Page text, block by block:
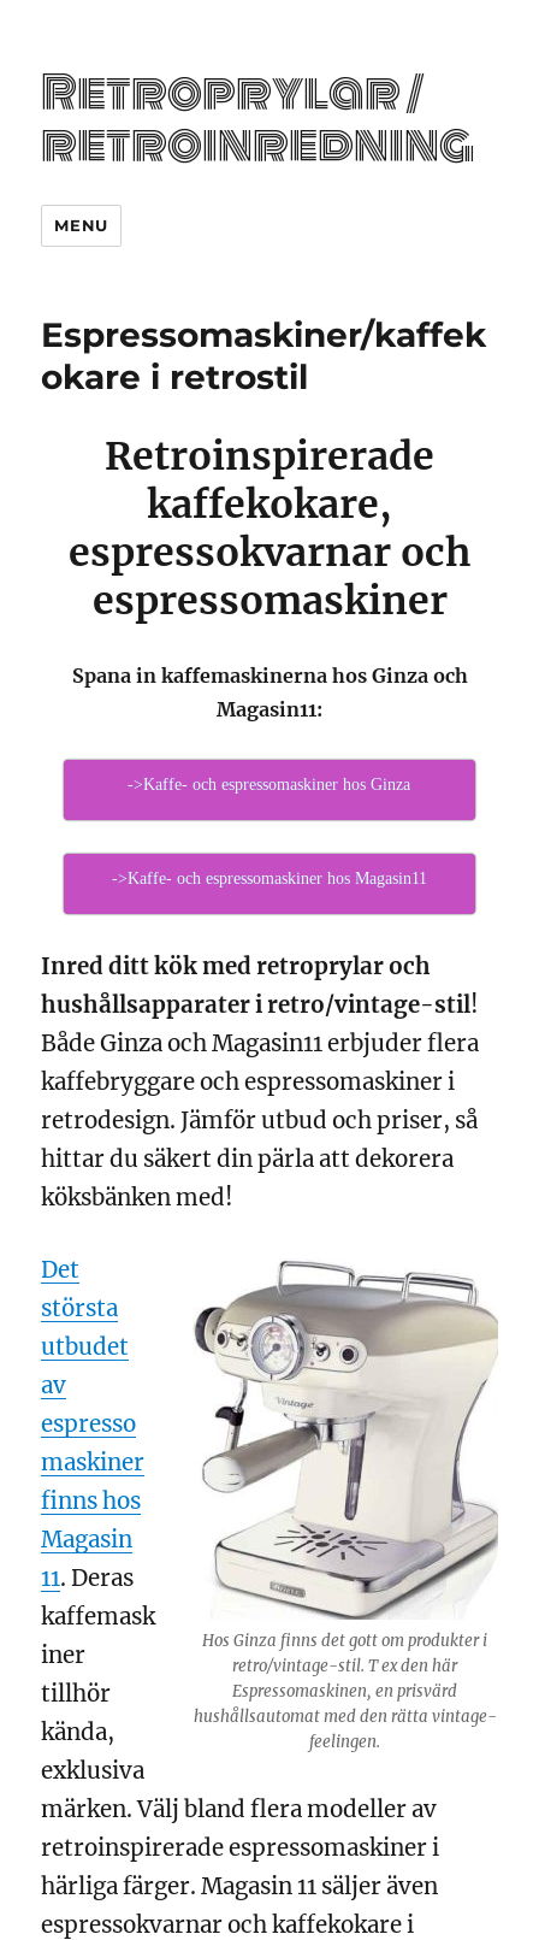
Retroprylar /
retroinredning
MENU
Espressomaskiner/kaffek
okare i retrostil
Retroinspirerade
kaffekokare,
espressokvarnar och
espressomaskiner
Spana in kaffemaskinerna hos Ginza och
Magasin11:
->Kaffe- och espressomaskiner hos Ginza
->Kaffe- och espressomaskiner hos Magasin11
Inred ditt kök med retroprylar och
hushållsapparater i retro/vintage-stil!
Både Ginza och Magasin11 erbjuder flera
kaffebryggare och espressomaskiner i
retrodesign. Jämför utbud och priser, så
hittar du säkert din pärla att dekorera
köksbänken med!
Hos Ginza finns det gott om produkter i
retro/vintage-stil. T ex den här
Espressomaskinen, en prisvärd
hushållsautomat med den rätta vintage-
feelingen.
Det
största
utbudet
av
espresso
maskiner
finns hos
Magasin
11. Deras
kaffemask
iner
tillhör
kända,
exklusiva
märken. Välj bland flera modeller av
retroinspirerade espressomaskiner i
härliga färger. Magasin 11 säljer även
espressokvarnar och kaffekokare i